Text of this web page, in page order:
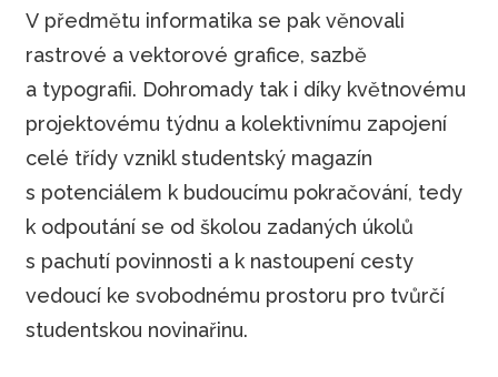
V předmětu informatika se pak věnovali
rastrové a vektorové grafice, sazbě
a typografii. Dohromady tak i díky květnovému
projektovému týdnu a kolektivnímu zapojení
celé třídy vznikl studentský magazín
s potenciálem k budoucímu pokračování, tedy
k odpoutání se od školou zadaných úkolů
s pachutí povinnosti a k nastoupení cesty
vedoucí ke svobodnému prostoru pro tvůrčí
studentskou novinařinu.